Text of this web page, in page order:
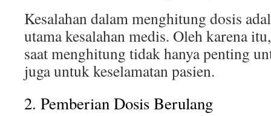
Kesalahan dalam menghitung dosis
utama kesalahan medis. Oleh karena
saat menghitung tidak hanya penting
juga untuk keselamatan pasien.
2. Pemberian Dosis Berulang